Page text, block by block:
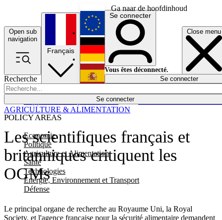
Ga naar de hoofdinhoud
Open sub
navigation
Close menu
Recherche
Se connecter
POLICY AREAS
Economie
Politique
Agriculture et Alimentation
Santé
Technologies
Energie, Environnement et Transport
Défense
Économie
Français
English
Deutsch
Español
Se connecter
Vous êtes déconnecté.
Se connecter
Les scientifiques français et
britanniques critiquent les
OGMs
Le principal organe de recherche au Royaume Uni, la Royal
Society, et l'agence française pour la sécurité alimentaire demandent
AGRICULTURE & ALIMENTATION